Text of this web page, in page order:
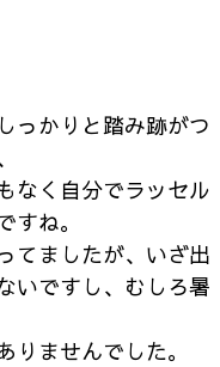
っかりと踏み跡がつ
なく自分でラッセル
すね。
ましたが、 いざ出
いですし、むしろ暑
ませんでした。